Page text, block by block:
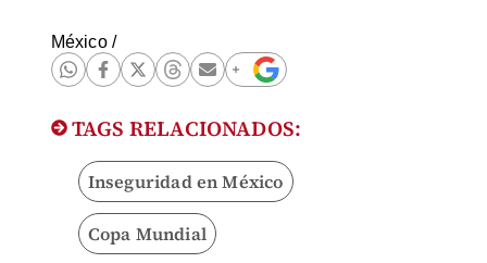
México/
TAGS RELACIONADOS:
Inseguridad en México
Copa Mundial